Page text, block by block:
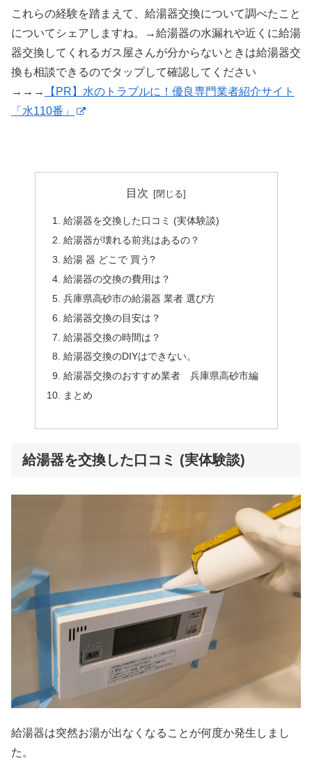
これらの経験を踏まえて、給湯器交換について調べたこと
についてシェアしますね。→給湯器の水漏れや近くに給湯
器交換してくれるガス屋さんが分からないときは給湯器交
換も相談できるのでタップして確認してください
→→→
【PR】水のトラブルに！優良専門業者紹介サイト
「水110番」
目次
給湯器を交換した口コミ (実体験談)
給湯器が壊れる前兆はあるの？
給湯 器 どこで 買う?
給湯器の交換の費用は？
兵庫県高砂市の給湯器 業者 選び方
給湯器交換の目安は？
給湯器交換の時間は？
給湯器交換のDIYはできない。
給湯器交換のおすすめ業者 兵庫県高砂市編
まとめ
給湯器を交換した口コミ (実体験談)
給湯器は突然お湯が出なくなることが何度か発生しまし
た。